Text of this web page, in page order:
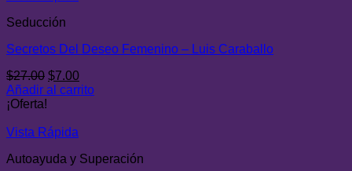
Seducción
Secretos Del Deseo Femenino – Luis Caraballo
$27.00 El
precio
$27.00.
$7.00El
precio
Añadir al carrito
¡Oferta!
Vista Rápida
Autoayuda y Superación